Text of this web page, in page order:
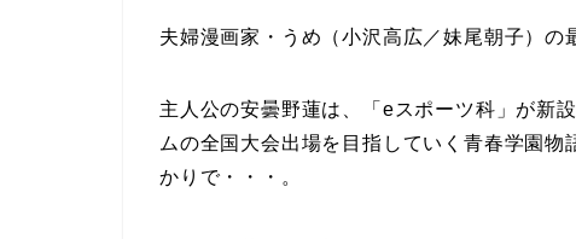
夫婦漫画家・うめ（小沢高広／妹尾朝子）の
主人公の安曇野蓮は、「eスポーツ科」が新
ムの全国大会出場を目指していく青春学園
かりで・・・。